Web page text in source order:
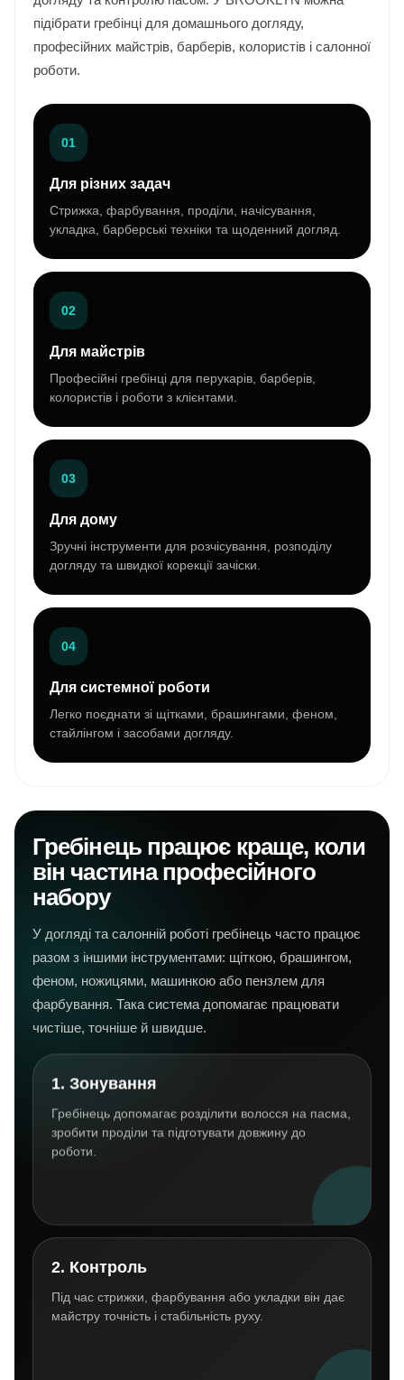
підібрати гребінці для домашнього догляду,
професійних майстрів, барберів, колористів і салонної
роботи.
01
Для різних задач
Стрижка, фарбування, проділи, начісування,
укладка, барберські техніки та щоденний догляд.
02
Для майстрів
Професійні гребінці для перукарів, барберів,
колористів і роботи з клієнтами.
03
Для дому
Зручні інструменти для розчісування, розподілу
догляду та швидкої корекції зачіски.
04
Для системної роботи
Легко поєднати зі щітками, брашингами, феном,
стайлінгом і засобами догляду.
Гребінець працює краще, коли
він частина професійного
набору
У догляді та салонній роботі гребінець часто працює
разом з іншими інструментами: щіткою, брашингом,
феном, ножицями, машинкою або пензлем для
фарбування. Така система допомагає працювати
чистіше, точніше й швидше.
1. Зонування
Гребінець допомагає розділити волосся на пасма,
зробити проділи та підготувати довжину до
роботи.
2. Контроль
Під час стрижки, фарбування або укладки він дає
майстру точність і стабільність руху.